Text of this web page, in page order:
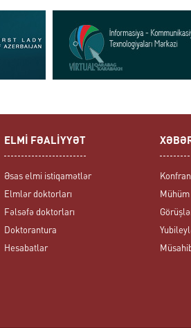
ELMİ FƏALİYYƏT
Əsas elmi istiqamətlər
Elmlər doktorları
Fəlsəfə doktorları
Doktorantura
Hesabatlar